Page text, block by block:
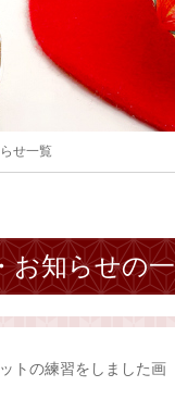
せ一覧
お知らせの